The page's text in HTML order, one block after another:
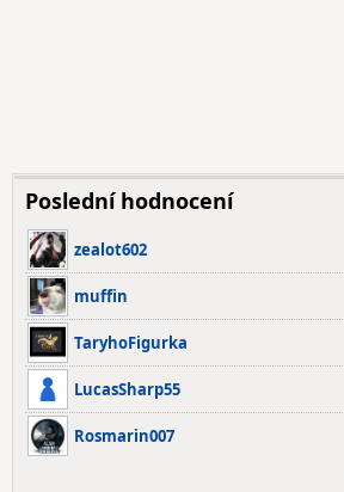
Poslední hodnocení
zealot602
muffin
TaryhoFigurka
LucasSharp55
Rosmarin007